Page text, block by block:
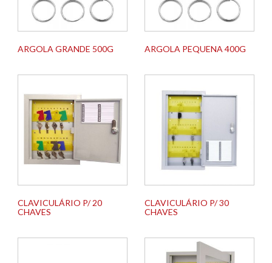
ARGOLA GRANDE 500G ARGOLA PEQUENA 400G
CLAVICULÁRIO P/ 20
CHAVES
CLAVICULÁRIO P/ 30
CHAVES